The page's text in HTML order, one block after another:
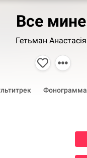
Все мине
Гетьман Анастасія
Фонограмма